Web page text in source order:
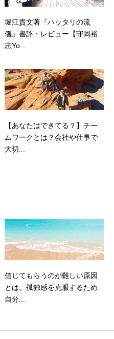
堀江貴文著『ハッタリの流
儀』書評・レビュー【守岡裕
志Yo...
【あなたはできてる？】チー
ムワークとは？会社や仕事で
大切...
信じてもらうのが難しい原因
とは。孤独感を克服するため
自分...